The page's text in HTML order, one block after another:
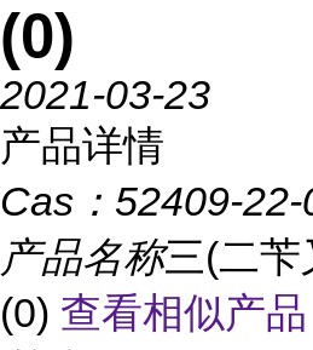
(0)
2021-03-23
产品详情
Cas： 52409-22-
产品名称三(二苄
(0) 查看相似产